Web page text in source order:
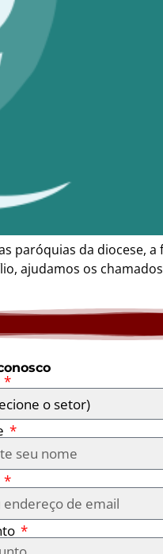
paróquias da diocese,
ajudamos os